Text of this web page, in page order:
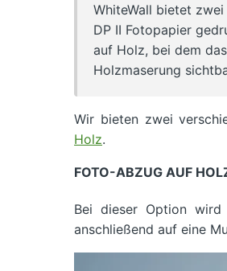
WhiteWall bietet
DP II Fotopapier
auf Holz, bei dem
Holzmaserung
Wir bieten zwei
Holz.
FOTO-ABZUG AUF
Bei dieser Option
anschließend auf eine